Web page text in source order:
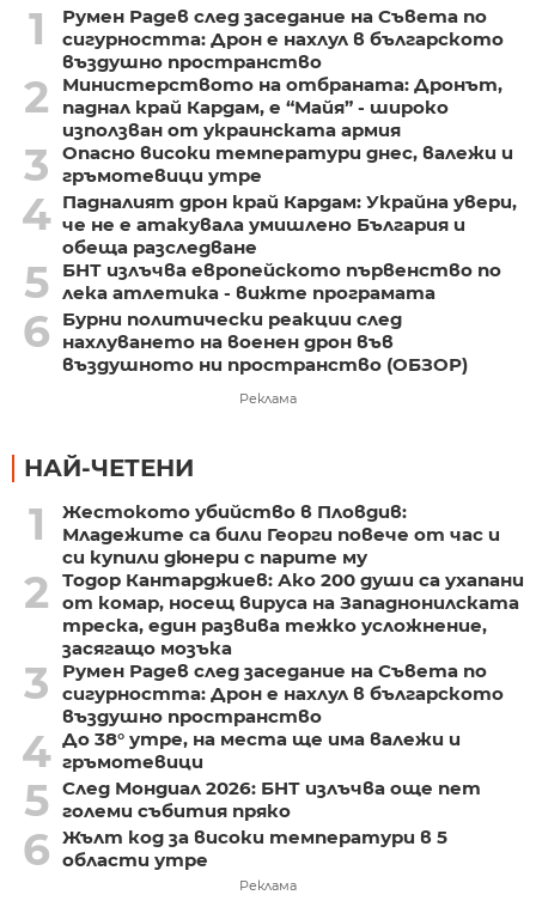
1
Румен Радев след заседание на Съвета по
сигурността: Дрон е нахлул в българското
въздушно пространство
2
Министерството на отбраната: Дронът,
паднал край Кардам, е “Майя” - широко
използван от украинската армия
3
Опасно високи температури днес, валежи и
гръмотевици утре
4 Падналият дрон край Кардам: Украйна увери,
че не е атакувала умишлено България и
обеща разследване
5
БНТ излъчва европейското първенство по
лека атлетика - вижте програмата
6
Бурни политически реакции след
нахлуването на военен дрон във
въздушното ни пространство (ОБЗОР)
Реклама
НАЙ-ЧЕТЕНИ
1
Жестокото убийство в Пловдив:
Младежите са били Георги повече от час и
си купили дюнери с парите му
2
Тодор Кантарджиев: Ако 200 души са ухапани
от комар, носещ вируса на Западнонилската
треска, един развива тежко усложнение,
засягащо мозъка
3
Румен Радев след заседание на Съвета по
сигурността: Дрон е нахлул в българското
въздушно пространство
4 До 38° утре, на места ще има валежи и
гръмотевици
5 След Мондиал 2026: БНТ излъчва още пет
големи събития пряко
6 Жълт код за високи температури в 5
области утре
Реклама